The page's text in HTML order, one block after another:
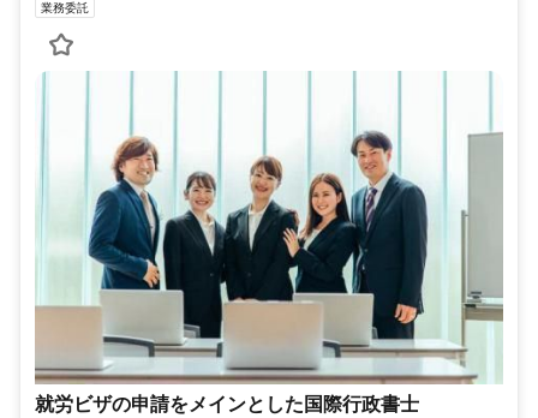
業務委託
就労ビザの申請をメインとした国際行政書士